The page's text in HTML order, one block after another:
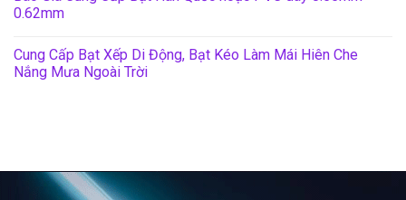
0.62mm
Cung Cấp Bạt Xếp Di Động, Bạt Kéo Làm Mái Hiên Che
Nắng Mưa Ngoài Trời